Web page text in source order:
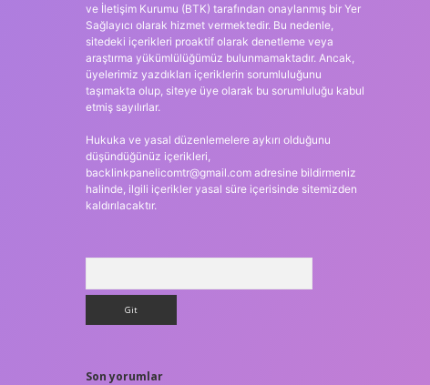
ve İletişim Kurumu (BTK) tarafından onaylanmış bir Yer
Sağlayıcı olarak hizmet vermektedir. Bu nedenle,
sitedeki içerikleri proaktif olarak denetleme veya
araştırma yükümlülüğümüz bulunmamaktadır. Ancak,
üyelerimiz yazdıkları içeriklerin sorumluluğunu
taşımakta olup, siteye üye olarak bu sorumluluğu kabul
etmiş sayılırlar.
Hukuka ve yasal düzenlemelere aykırı olduğunu
düşündüğünüz içerikleri,
backlinkpanelicomtr@gmail.comadresine bildirmeniz
halinde, ilgili içerikler yasal süre içerisinde sitemizden
kaldırılacaktır.
Son yorumlar